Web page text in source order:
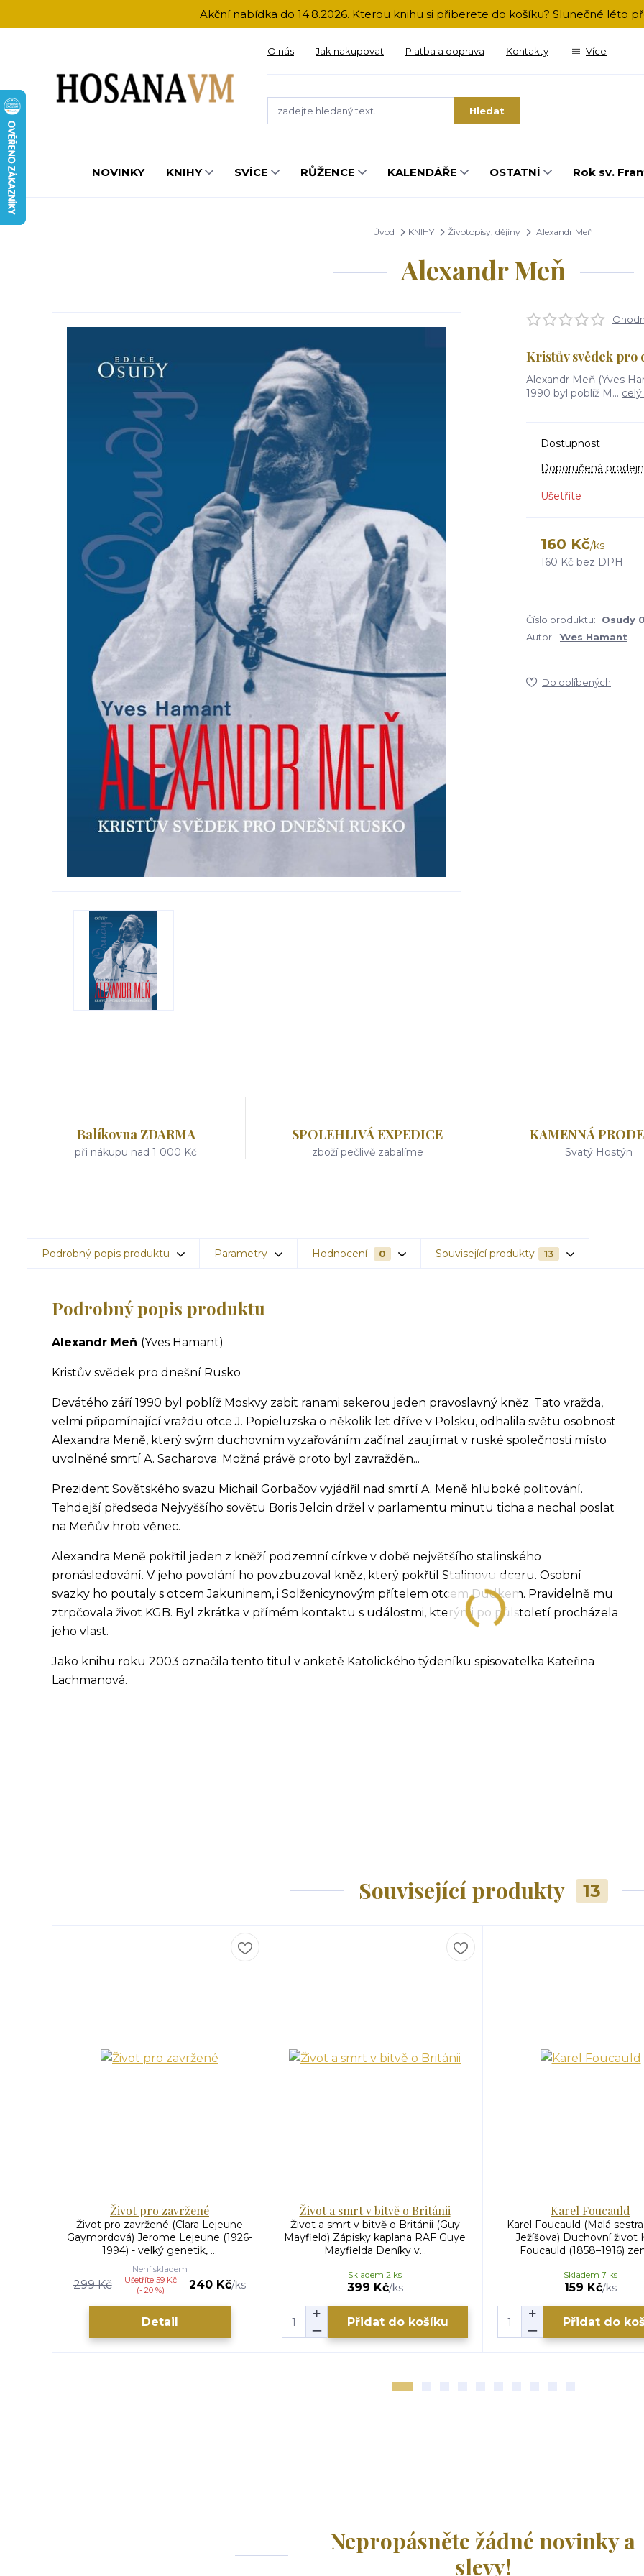
Akční nabídka do 14.8.2026. Kterou knihu si přiberete do košíku? Slunečné léto
O nás Jak nakupovat Platba a doprava Kontakty Více
Hledat
NOVINKY KNIHY SVÍCE RŮŽENCE KALENDÁŘE OSTATNÍ Rok sv.
Úvod KNIHY Životopisy, dějiny Alexandr Meň
Alexandr Meň
Kristův svědek pro
Alexandr Meň (Yves
1990 byl poblíž M...
Dostupnost
Doporučená
Ušetříte
160 Kč/ks
160 Kč bez DPH
Číslo produktu: Osudy
Autor: Yves Hamant
Do oblíbených
Balíkovna ZDARMA
při nákupu nad 1 000 Kč
SPOLEHLIVÁ EXPEDICE
zboží pečlivě zabalíme
KAMENNÁ
Svatý Hostýn
Podrobný popis produktu Parametry Hodnocení 0 Související produkty 13
Podrobný popis produktu
Alexandr Meň (Yves Hamant)
Kristův svědek pro dnešní Rusko
Devátého září 1990 byl poblíž Moskvy zabit ranami sekerou jeden pravoslavný kněz. Tato vražda,
velmi připomínající vraždu otce J. Popieluzska o několik let dříve v Polsku, odhalila světu osobnost
Alexandra Meně, který svým duchovním vyzařováním začínal zaujímat v ruské společnosti místo
uvolněné smrtí A. Sacharova. Možná právě proto byl zavražděn...
Prezident Sovětského svazu Michail Gorbačov vyjádřil nad smrtí A. Meně hluboké politování.
Tehdejší předseda Nejvyššího sovětu Boris Jelcin držel v parlamentu minutu ticha a nechal poslat
na Meňův hrob věnec.
Alexandra Meně pokřtil jeden z kněží podzemní církve v době největšího stalinského
pronásledování. V jeho povolání ho povzbuzoval kněz, který pokřtil Stalinovu dceru. Osobní
svazky ho poutaly s otcem Jakuninem, i Solženicynovým přítelem otcem Dudkem. Pravidelně mu
ztrpčovala život KGB. Byl zkrátka v přímém kontaktu s událostmi, kterými po půlstoletí procházela
jeho vlast.
Jako knihu roku 2003 označila tento titul v anketě Katolického týdeníku spisovatelka Kateřina
Lachmanová.
Související produkty 13
Život pro zavržené
Život pro zavržené (Clara Lejeune
Gaymordová) Jerome Lejeune (1926-
1994) - velký genetik, ...
299 Kč
Ušetříte 59 Kč
(- 20 %)
240 Kč/ks
Není skladem
Detail
Život a smrt v bitvě o Británii
Život a smrt v bitvě o Británii (Guy
Mayfield) Zápisky kaplana RAF Guye
Mayfielda Deníky v...
399 Kč/ks
Skladem 2 ks
Přidat do košíku
Karel Foucauld
Karel Foucauld (Malá
Ježíšova) Duchovní život
Foucauld (1858–1916)
159 Kč/ks
Skladem 7 ks
Přidat do
Nepropásněte žádné novinky a
slevy!